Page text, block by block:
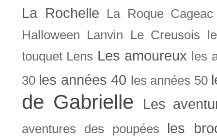
La Rochelle
La Roque Cageac
Halloween
Lanvin Le Creusois
touquet Lens Les amoureux les
30 les années 40 les années 50
de Gabrielle Les
aventures des poupées les